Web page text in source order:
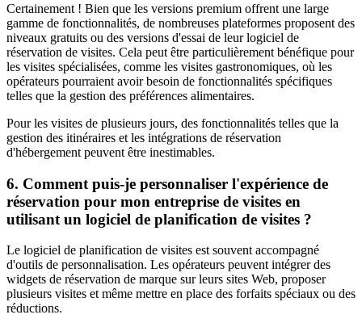
Certainement ! Bien que les versions premium offrent une large
gamme de fonctionnalités, de nombreuses plateformes proposent des
niveaux gratuits ou des versions d'essai de leur logiciel de
réservation de visites. Cela peut être particulièrement bénéfique pour
les visites spécialisées, comme les visites gastronomiques, où les
opérateurs pourraient avoir besoin de fonctionnalités spécifiques
telles que la gestion des préférences alimentaires.
Pour les visites de plusieurs jours, des fonctionnalités telles que la
gestion des itinéraires et les intégrations de réservation
d'hébergement peuvent être inestimables.
6. Comment puis-je personnaliser l'expérience de
réservation pour mon entreprise de visites en
utilisant un logiciel de planification de visites ?
Le logiciel de planification de visites est souvent accompagné
d'outils de personnalisation. Les opérateurs peuvent intégrer des
widgets de réservation de marque sur leurs sites Web, proposer
plusieurs visites et même mettre en place des forfaits spéciaux ou des
réductions.